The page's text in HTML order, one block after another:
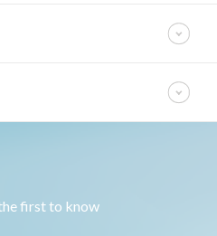
first to know